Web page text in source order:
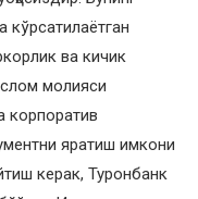
кўрсатилаётган
ва кичик
молияси
корпоратив
яратиш имкони
керак, Туронбанк